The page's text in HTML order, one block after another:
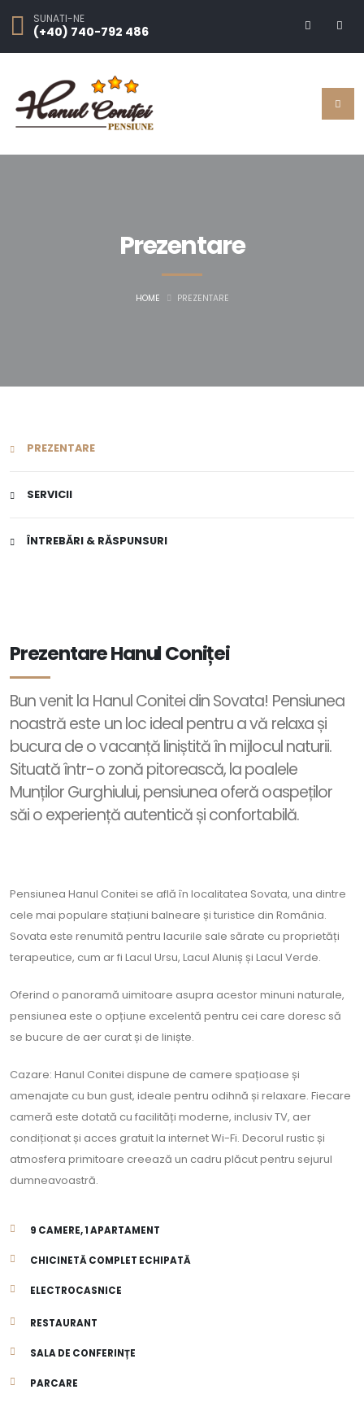
SUNATI-NE
(+40) 740-792 486
Prezentare
HOME PREZENTARE
Prezentare Hanul Coniței
Bun venit la Hanul Conitei din Sovata! Pensiunea
noastră este un loc ideal pentru a vă relaxa și
bucura de o vacanță liniștită în mijlocul naturii.
Situată într-o zonă pitorească, la poalele
Munților Gurghiului, pensiunea oferă oaspeților
săi o experiență autentică și confortabilă.
Pensiunea Hanul Conitei se află în localitatea Sovata, una dintre
cele mai populare stațiuni balneare și turistice din România.
Sovata este renumită pentru lacurile sale sărate cu proprietăți
terapeutice, cum ar fi Lacul Ursu, Lacul Aluniș și Lacul Verde.
Oferind o panoramă uimitoare asupra acestor minuni naturale,
pensiunea este o opțiune excelentă pentru cei care doresc să
se bucure de aer curat și de liniște.
Cazare: Hanul Conitei dispune de camere spațioase și
amenajate cu bun gust, ideale pentru odihnă și relaxare. Fiecare
cameră este dotată cu facilități moderne, inclusiv TV, aer
condiționat și acces gratuit la internet Wi-Fi. Decorul rustic și
atmosfera primitoare creează un cadru plăcut pentru sejurul
dumneavoastră.
9 CAMERE, 1 APARTAMENT
CHICINETĂ COMPLET ECHIPATĂ
ELECTROCASNICE
RESTAURANT
SALA DE CONFERINȚE
PARCARE
PREZENTARE
SERVICII
ÎNTREBĂRI & RĂSPUNSURI